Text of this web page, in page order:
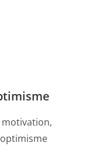
motivation,